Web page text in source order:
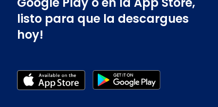
listo para que la descargues
hoy!